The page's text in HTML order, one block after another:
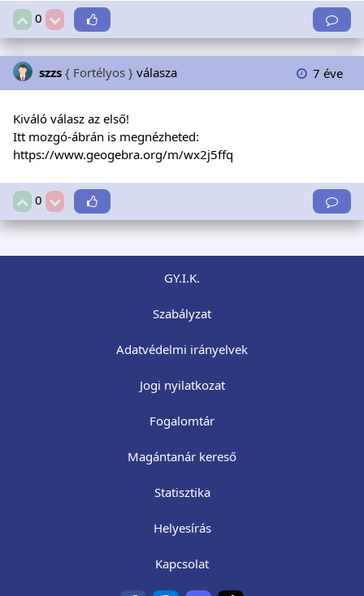
0
szzs { Fortélyos } válasza 7 éve
Kiváló válasz az első!
Itt mozgó-ábrán is megnézheted:
https://www.geogebra.org/m/wx2j5ffq
0
GY.I.K.
Szabályzat
Adatvédelmi irányelvek
Jogi nyilatkozat
Fogalomtár
Magántanár kereső
Statisztika
Helyesírás
Kapcsolat